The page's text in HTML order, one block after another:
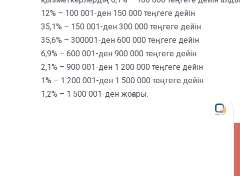
12% – 100 001-ден 150 000 теңгеге дейін
35,1% – 150 001-ден 300 000 теңгеге дейін
35,6% – 300001-ден 600 000 теңгеге дейін
6,9% – 600 001-ден 900 000 теңгеге дейін
2,1% – 900 001-ден 1 200 000 теңгеге дейін
1% – 1 200 001-ден 1 500 000 теңгеге дейін
1,2% – 1 500 001-ден жоғары.